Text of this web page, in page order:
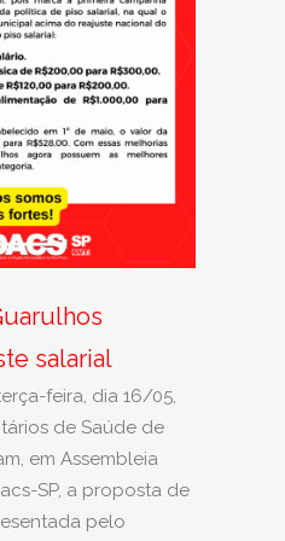
salarial
feira, dia 16/05,
de Saúde de
em Assembleia
SP, a proposta de
pelo